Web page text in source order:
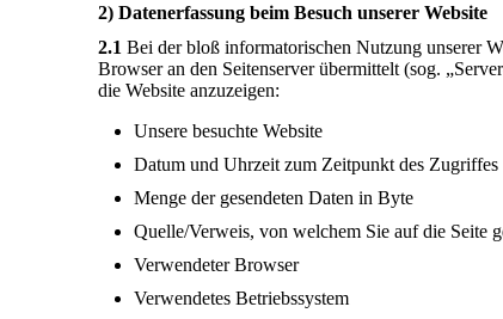
2) Datenerfassung beim Besuch unserer Website
2.1 Bei der bloß informatorischen Nutzung unserer
Browser an den Seitenserver übermittelt (sog.
die Website anzuzeigen:
Unsere besuchte Website
Datum und Uhrzeit zum Zeitpunkt des Zugriffes
Menge der gesendeten Daten in Byte
Quelle/Verweis, von welchem Sie auf die Seite
Verwendeter Browser
Verwendetes Betriebssystem